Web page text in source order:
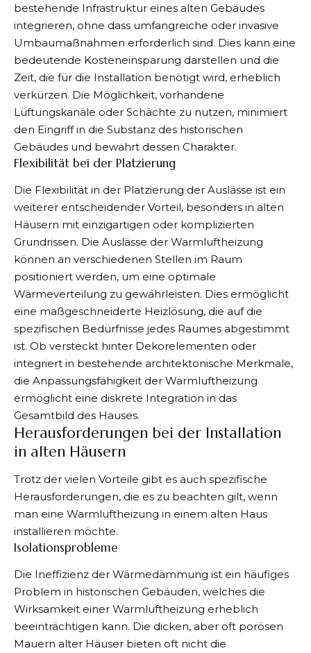
bestehende Infrastruktur eines alten Gebäudes
integrieren, ohne dass umfangreiche oder invasive
Umbaumaßnahmen erforderlich sind. Dies kann eine
bedeutende Kosteneinsparung darstellen und die
Zeit, die für die Installation benötigt wird, erheblich
verkürzen. Die Möglichkeit, vorhandene
Lüftungskanäle oder Schächte zu nutzen, minimiert
den Eingriff in die Substanz des historischen
Gebäudes und bewahrt dessen Charakter.
Flexibilität bei der Platzierung
Die Flexibilität in der Platzierung der Auslässe ist ein
weiterer entscheidender Vorteil, besonders in alten
Häusern mit einzigartigen oder komplizierten
Grundrissen. Die Auslässe der Warmluftheizung
können an verschiedenen Stellen im Raum
positioniert werden, um eine optimale
Wärmeverteilung zu gewährleisten. Dies ermöglicht
eine maßgeschneiderte Heizlösung, die auf die
spezifischen Bedürfnisse jedes Raumes abgestimmt
ist. Ob versteckt hinter Dekorelementen oder
integriert in bestehende architektonische Merkmale,
die Anpassungsfähigkeit der Warmluftheizung
ermöglicht eine diskrete Integration in das
Gesamtbild des Hauses.
Herausforderungen bei der Installation
in alten Häusern
Trotz der vielen Vorteile gibt es auch spezifische
Herausforderungen, die es zu beachten gilt, wenn
man eine Warmluftheizung in einem alten Haus
installieren möchte.
Isolationsprobleme
Die Ineffizienz der Wärmedämmung ist ein häufiges
Problem in historischen Gebäuden, welches die
Wirksamkeit einer Warmluftheizung erheblich
beeinträchtigen kann. Die dicken, aber oft porösen
Mauern alter Häuser bieten oft nicht die